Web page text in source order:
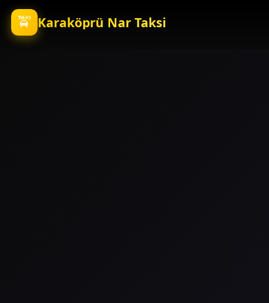
🚖 Karaköprü Nar Taksi